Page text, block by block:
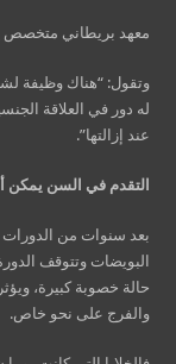
معهد بريطاني متخصص
وتقول: “هناك وظيفة
له دور في العلاقة
عند إزالتها”.
التقدم في السن يمكن
بعد سنوات من الدورات
البويضات وتتوقف
حالة خصوبة كبيرة،
والفرج على نحو خاص.